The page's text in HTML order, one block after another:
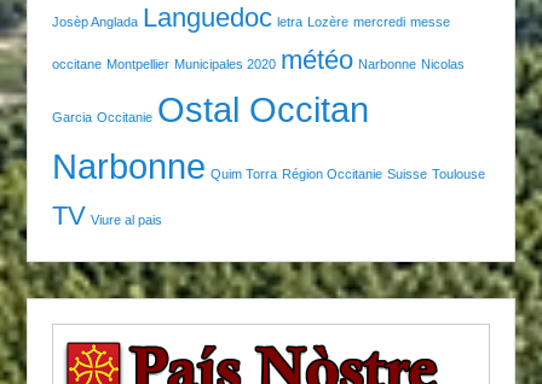
Josèp Anglada Languedoc letra Lozère mercredi messe
occitane Montpellier Municipales 2020 météo Narbonne Nicolas
Garcia Occitanie Ostal Occitan
Narbonne Quim Torra Région Occitanie Suisse Toulouse
TV Viure al pais